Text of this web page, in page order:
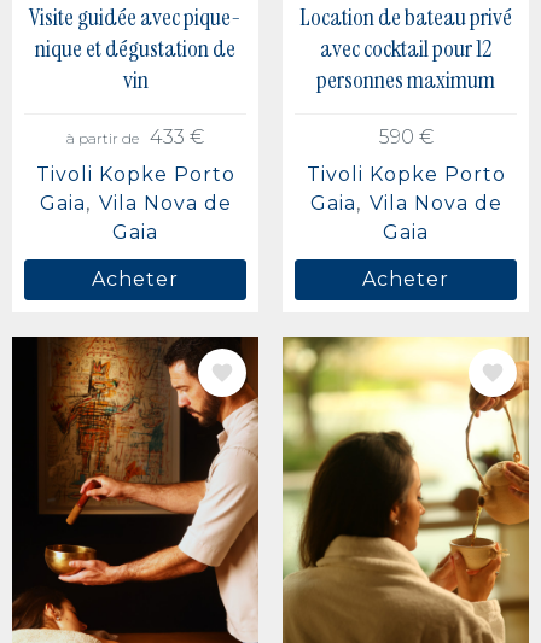
Visite guidée avec pique-
nique et dégustation de
vin
à partir de 433 €
Tivoli Kopke Porto
Gaia
Vila Nova de
Gaia
Acheter
Location de bateau privé
avec cocktail pour 12
personnes maximum
590 €
Tivoli Kopke Porto
Gaia
Vila Nova de
Gaia
Acheter
IMAGE IMAGE